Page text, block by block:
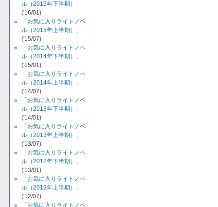
ル（2015年下半期）」
('16/01)
「お気に入りライトノベ
ル（2015年上半期）」
('15/07)
「お気に入りライトノベ
ル（2014年下半期）」
('15/01)
「お気に入りライトノベ
ル（2014年上半期）」
('14/07)
「お気に入りライトノベ
ル（2013年下半期）」
('14/01)
「お気に入りライトノベ
ル（2013年上半期）」
('13/07)
「お気に入りライトノベ
ル（2012年下半期）」
('13/01)
「お気に入りライトノベ
ル（2012年上半期）」
('12/07)
「お気に入りライトノベ